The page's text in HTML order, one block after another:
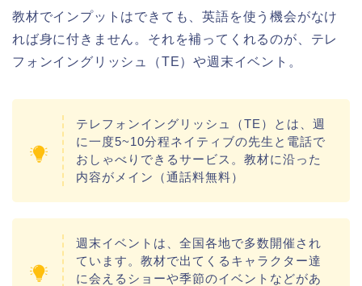
教材でインプットはできても、英語を使う機会がなけ
れば身に付きません。それを補ってくれるのが、テレ
フォンイングリッシュ（TE）や週末イベント。
テレフォンイングリッシュ（TE）とは、週
に一度5~10分程ネイティブの先生と電話で
おしゃべりできるサービス。教材に沿った
内容がメイン（通話料無料）
週末イベントは、全国各地で多数開催され
ています。教材で出てくるキャラクター達
に会えるショーや季節のイベントなどがあ